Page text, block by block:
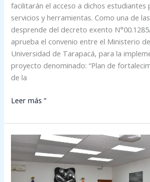
facilitarán el acceso a dichos estudiantes
servicios y herramientas. Como una de
desprende del decreto exento
aprueba el convenio entre el Ministerio
Universidad de Tarapacá, para la
proyecto denominado: “Plan de
de la
Leer más ”
Programa
Colaboración
Académica